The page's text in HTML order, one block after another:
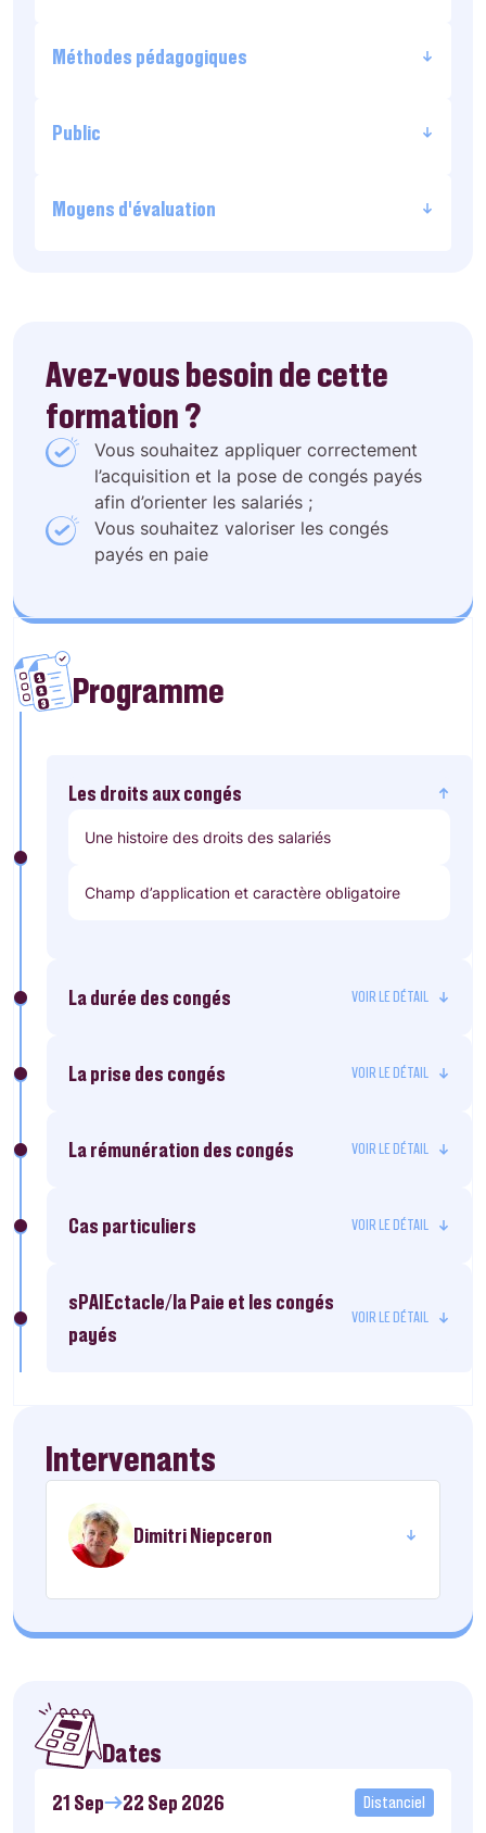
Méthodes pédagogiques
Public
Moyens d’évaluation
Avez-vous besoin de cette
formation ?
Vous souhaitez appliquer correctement
l’acquisition et la pose de congés payés
afin d’orienter les salariés ;
Vous souhaitez valoriser les congés
payés en paie
Programme
Les droits aux congés
Une histoire des droits des salariés
Champ d’application et caractère obligatoire
La durée des congés
La prise des congés
La rémunération des congés
Cas particuliers
sPAIEctacle/la Paie et les congés
payés
Intervenants
Dimitri Niepceron
Dates
21 Sep 22 Sep 2026 Distanciel